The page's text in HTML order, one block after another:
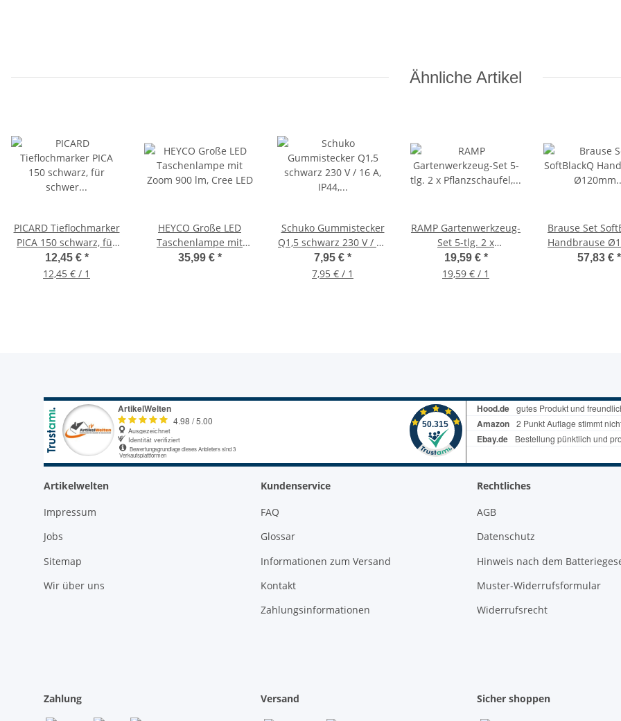
Ähnliche Artikel
PICARD Tieflochmarker
PICA 150 schwarz, für
schwer zugängliche
Stellen
12,45 € *
12,45 € / 1
HEYCO Große LED
Taschenlampe mit
Zoom 900 lm, Cree LED
35,99 € *
Schuko Gummistecker
Q1,5 schwarz 230 V / 16
A, IP44, Außenbereich
7,95 € *
7,95 € / 1
RAMP Gartenwerkzeug-
Set 5-tlg. 2 x
Pflanzschaufel, Kombi-
Harke, Handkralle,
19,59 € *
19,59 € / 1
Brause Set
Handbrause
Druckknopf,
57,83 € *
Artikelwelten
Impressum
Jobs
Sitemap
Wir über uns
Kundenservice
FAQ
Glossar
Informationen zum Versand
Kontakt
Zahlungsinformationen
Rechtliches
AGB
Datenschutz
Hinweis nach dem
Muster-Widerrufsformular
Widerrufsrecht
Zahlung Versand Sicher shoppen